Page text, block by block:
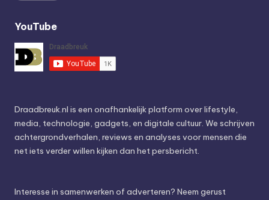
YouTube
Draadbreuk.nl is een onafhankelijk platform over lifestyle,
media, technologie, gadgets, en digitale cultuur. We schrijven
achtergrondverhalen, reviews en analyses voor mensen die
net iets verder willen kijken dan het persbericht.
Interesse in samenwerken of adverteren? Neem gerust